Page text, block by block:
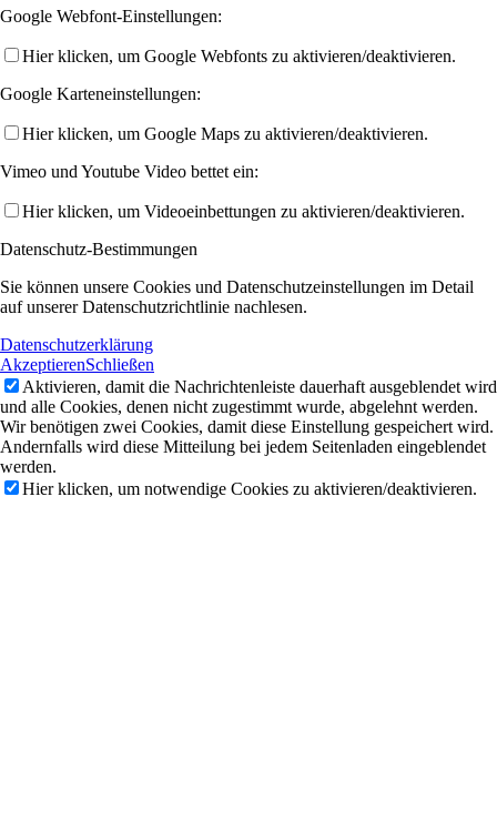
Google Webfont-Einstellungen:
Hier klicken, um Google Webfonts zu aktivieren/deaktivieren.
Google Karteneinstellungen:
Hier klicken, um Google Maps zu aktivieren/deaktivieren.
Vimeo und Youtube Video bettet ein:
Hier klicken, um Videoeinbettungen zu aktivieren/deaktivieren.
Datenschutz-Bestimmungen
Sie können unsere Cookies und Datenschutzeinstellungen im Detail
auf unserer Datenschutzrichtlinie nachlesen.
Datenschutzerklärung
AkzeptierenSchließen
Aktivieren, damit die Nachrichtenleiste dauerhaft ausgeblendet wird
und alle Cookies, denen nicht zugestimmt wurde, abgelehnt werden.
Wir benötigen zwei Cookies, damit diese Einstellung gespeichert wird.
Andernfalls wird diese Mitteilung bei jedem Seitenladen eingeblendet
werden.
Hier klicken, um notwendige Cookies zu aktivieren/deaktivieren.